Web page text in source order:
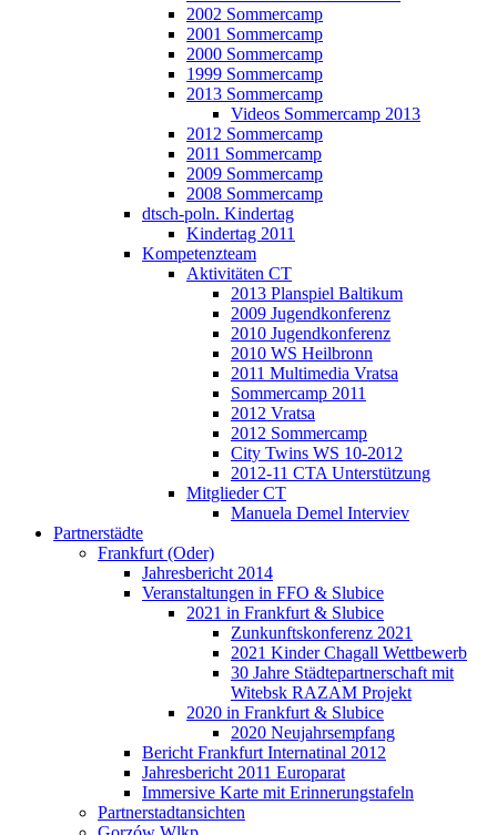
2002 Sommercamp
2001 Sommercamp
2000 Sommercamp
1999 Sommercamp
2013 Sommercamp
Videos Sommercamp 2013
2012 Sommercamp
2011 Sommercamp
2009 Sommercamp
2008 Sommercamp
dtsch-poln. Kindertag
Kindertag 2011
Kompetenzteam
Aktivitäten CT
2013 Planspiel Baltikum
2009 Jugendkonferenz
2010 Jugendkonferenz
2010 WS Heilbronn
2011 Multimedia Vratsa
Sommercamp 2011
2012 Vratsa
2012 Sommercamp
City Twins WS 10-2012
2012-11 CTA Unterstützung
Mitglieder CT
Manuela Demel Interviev
Partnerstädte
Frankfurt (Oder)
Jahresbericht 2014
Veranstaltungen in FFO & Slubice
2021 in Frankfurt & Slubice
Zunkunftskonferenz 2021
2021 Kinder Chagall Wettbewerb
30 Jahre Städtepartnerschaft mit
Witebsk RAZAM Projekt
2020 in Frankfurt & Slubice
2020 Neujahrsempfang
Bericht Frankfurt Internatinal 2012
Jahresbericht 2011 Europarat
Immersive Karte mit Erinnerungstafeln
Partnerstadtansichten